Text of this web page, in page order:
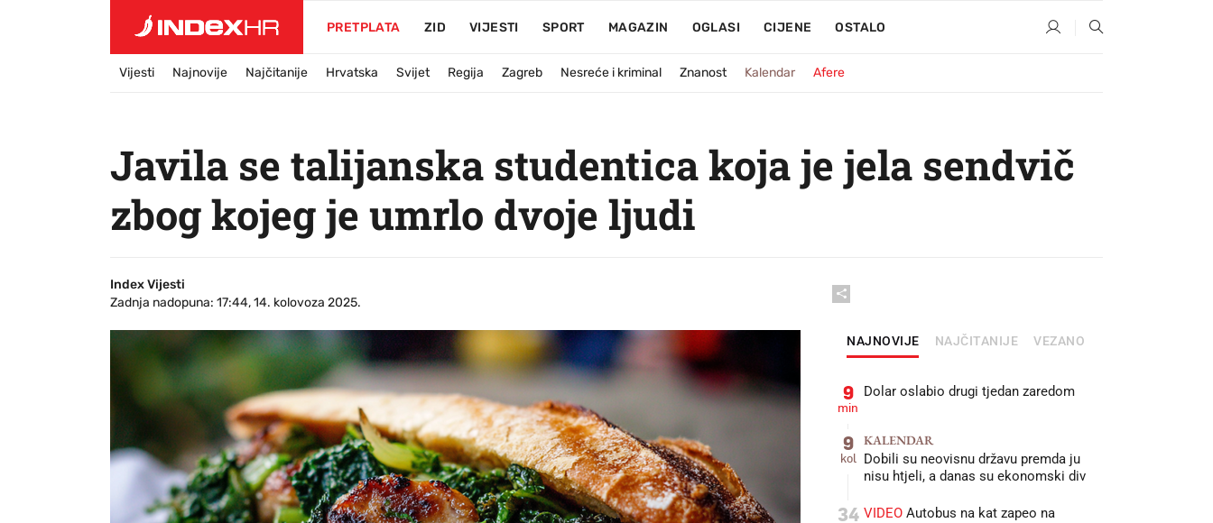
PRETPLATA ZID VIJESTI SPORT MAGAZIN OGLASI CIJENE OSTALO
Vijesti Najnovije Najčitanije Hrvatska Svijet Regija Zagreb Nesreće i kriminal Znanost Kalendar Afere
Javila se talijanska studentica koja je jela sendvič
zbog kojeg je umrlo dvoje ljudi
Index Vijesti
Zadnja nadopuna: 17:44, 14. kolovoza 2025.
NAJNOVIJE NAJČITANIJE VEZANO
9
min
Dolar oslabio drugi tjedan zaredom
9
kol
KALENDAR
Dobili su neovisnu državu premda ju
nisu htjeli, a danas su ekonomski div
34 VIDEO Autobus na kat zapeo na